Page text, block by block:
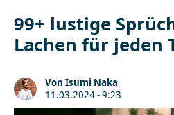
99+ lustige
Lachen für jeden
Von Isumi Naka
11.03.2024 - 9:23